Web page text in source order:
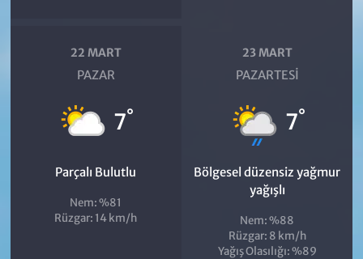
22 MART
PAZAR
7°
Parçalı Bulutlu
Nem: %81
Rüzgar: 14 km/h
23 MART
PAZARTESI
7°
Bölgesel düzensiz yağmur
yağışlı
Nem: %88
Rüzgar: 8 km/h
Yağış Olasılığı: %89